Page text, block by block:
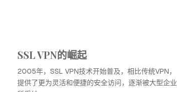
SSL VPN的崛起
2005年，SSL VPN技术开始普及，相比传统VPN，
提供了更为灵活和便捷的安全访问，逐渐被大型企业